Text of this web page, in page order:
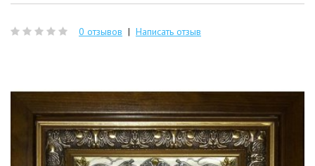
0 отзывов | Написать отзыв